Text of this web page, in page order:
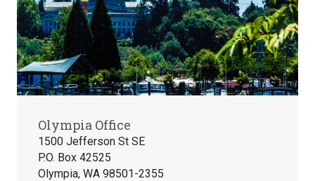
Olympia Office
1500 Jefferson St SE
P.O. Box 42525
Olympia, WA 98501-2355